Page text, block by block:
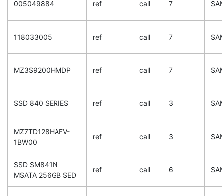
005049884 ref call 7
118033005 ref call 7
MZ3S9200HMDP ref call 7
SSD 840 SERIES ref call 3
MZ7TD128HAFV-
1BW00
ref call 3
SSD SM841N
MSATA 256GB SED
ref call 6